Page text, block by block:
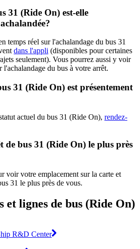
31 (Ride On) est-elle
temps réel sur l'achalandage du bus 31
dans l'appli (disponibles pour certaines
seulement). Vous pourrez aussi y voir
l'achalandage du bus à votre arrêt.
31 (Ride On) est présentement
actuel du bus 31 (Ride On), rendez-
de bus 31 (Ride On) le plus près
voir votre emplacement sur la carte et
31 le plus près de vous.
et lignes de bus (Ride On)
R&D Center